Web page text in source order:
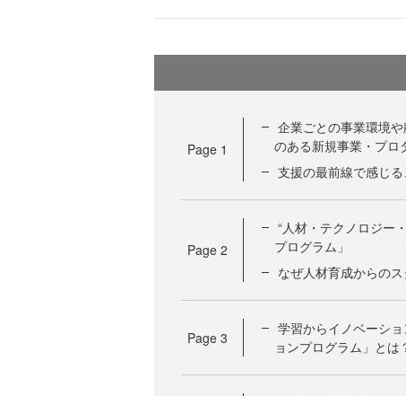
Page 1
企業ごとの事業環境
のある新規事業・プロ
支援の最前線で感じ
Page 2
“人材・テクノロジー
プログラム」
なぜ人材育成からの
Page 3
学習からイノベーシ
ョンプログラム」とは